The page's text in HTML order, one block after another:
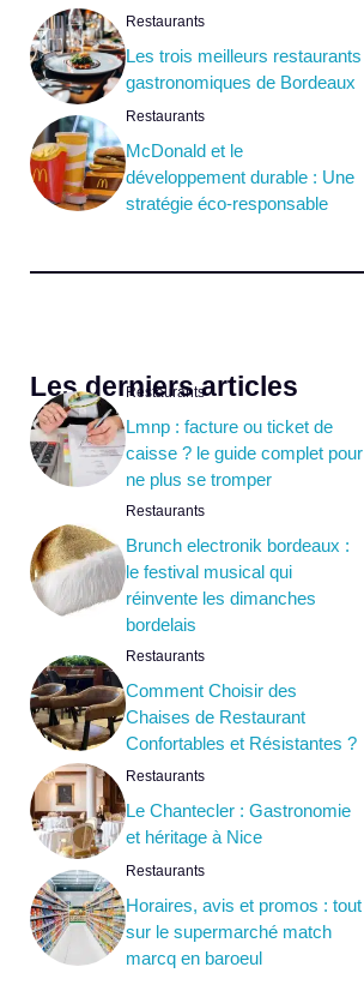
Restaurants
Les trois meilleurs restaurants
gastronomiques de Bordeaux
Restaurants
McDonald et le
développement durable : Une
stratégie éco-responsable
Les derniers articles
Restaurants
Lmnp : facture ou ticket de
caisse ? le guide complet pour
ne plus se tromper
Restaurants
Brunch electronik bordeaux :
le festival musical qui
réinvente les dimanches
bordelais
Restaurants
Comment Choisir des
Chaises de Restaurant
Confortables et Résistantes ?
Restaurants
Le Chantecler : Gastronomie
et héritage à Nice
Restaurants
Horaires, avis et promos : tout
sur le supermarché match
marcq en baroeul